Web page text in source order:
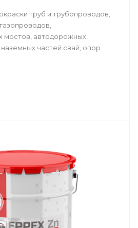
труб и трубопроводов,
мостов, автодорожных
частей свай, опор
в лесной и
Zn
применения:
;